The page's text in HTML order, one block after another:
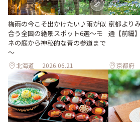
梅雨の今こそ出かけたい♪雨が似
合う全国の絶景スポット6選～モ
ネの庭から神秘的な青の参道まで
～
北海道 2026.06.21
京都より
通【前編】
京都府